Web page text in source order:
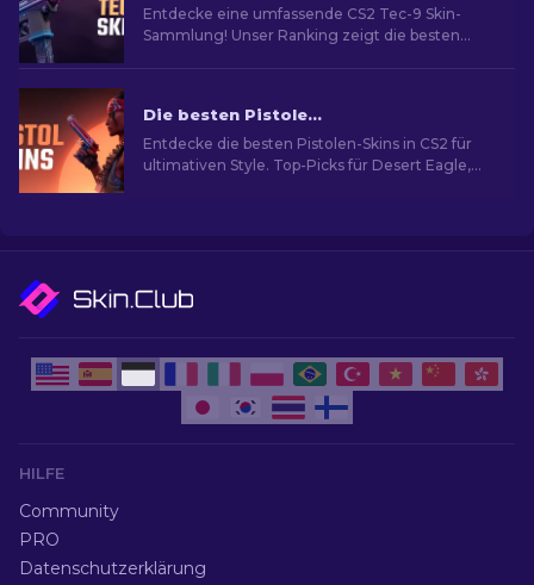
Entdecke eine umfassende CS2 Tec-9 Skin-
Sammlung! Unser Ranking zeigt die besten
Die besten Pistolen-Skins in CS2 [2026]
Entdecke die besten Pistolen-Skins in CS2 für
ultimativen Style. Top-Picks für Desert Eagle,
HILFE
Community
PRO
Datenschutzerklärung